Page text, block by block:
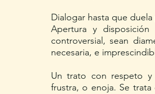
Dialogar hasta que
Apertura y
controversial, sean
necesaria, e
Un trato con respeto y
frustra, o enoja. Se